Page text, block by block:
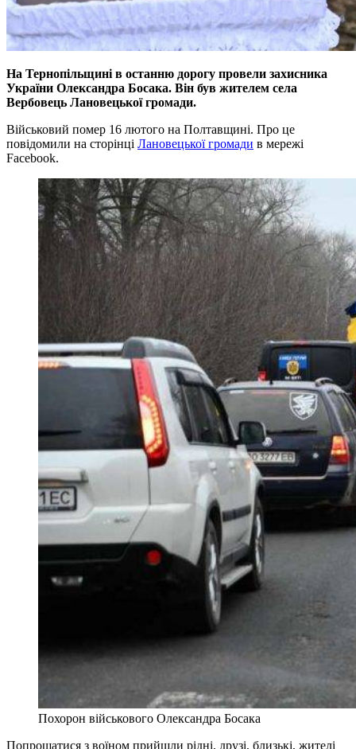
На Тернопільщині в останню дорогу провели захисника
України Олександра Босака. Він був жителем села
Вербовець Лановецької громади.
Військовий помер 16 лютого на Полтавщині. Про це
повідомили на сторінці Лановецької громади в мережі
Facebook.
Похорон військового Олександра Босака
Попрощатися з воїном прийшли рідні, друзі, близькі, жителі